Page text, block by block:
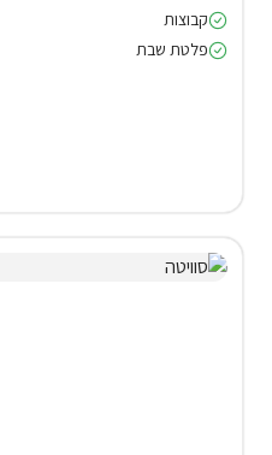
קבוצות
פלטת שבת